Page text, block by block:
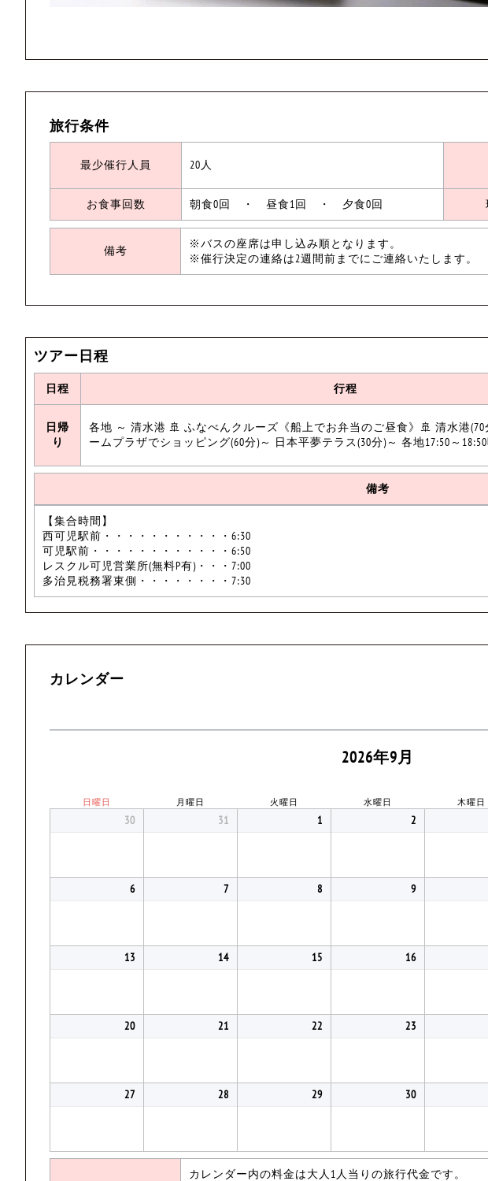
旅行条件
最少催行人員 20人
お食事回数 朝食0回 ・ 昼食1回 ・ 夕食0回
備考
※バスの座席は申し込み順となります。
※催行決定の連絡は2週間前までにご連絡いたします。
ツアー日程
日程 行程
日帰
り
各地 ～ 清水港 🚢 ふなべんクルーズ《船上でお弁当のご昼食》🚢 清水港
ームプラザでショッピング(60分)～ 日本平夢テラス(30分)～ 各地17:50～
備考
【集合時間】
西可児駅前・・・・・・・・・・・6:30
可児駅前・・・・・・・・・・・・6:50
レスクル可児営業所(無料P有)・・・7:00
多治見税務署東側・・・・・・・・7:30
カレンダー
2026年9月
日曜日 月曜日 火曜日 水曜日 木曜日
30 31 1 2
6 7 8 9
13 14 15 16
20 21 22 23
27 28 29 30
カレンダー内の料金は大人1人当りの旅行代金です。